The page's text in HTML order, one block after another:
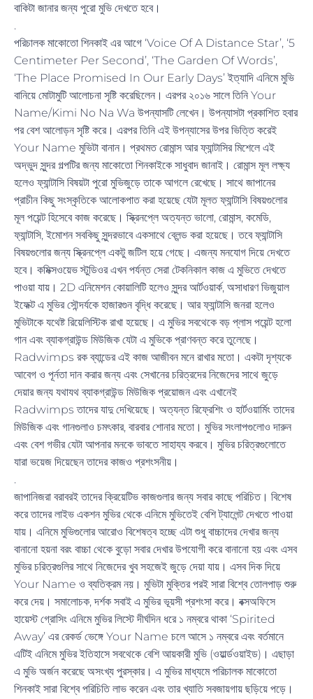
বাকিটা জানার জন্য পুরো মুভি দেখতে হবে।
.
পরিচালক মাকোতো শিনকাই এর আগে ‘Voice Of A Distance Star’, ‘5
Centimeter Per Second’, ‘The Garden Of Words’,
‘The Place Promised In Our Early Days’ ইত্যাদি এনিমে মুভি
বানিয়ে মোটামুটি আলোচনা সৃষ্টি করেছিলেন। এরপর ২০১৬ সালে তিনি Your
Name/Kimi No Na Wa উপন্যাসটি লেখেন। উপন্যাসটা প্রকাশিত হবার
পর বেশ আলোড়ন সৃষ্টি করে। এরপর তিনি এই উপন্যাসের উপর ভিত্তি করেই
Your Name মুভিটা বানান। প্রথমত রোমান্স আর ফ্যান্টাসির মিশেলে এই
অদ্ভুদ সুন্দর গল্পটির জন্য মাকোতো শিনকাইকে সাধুবাদ জানাই। রোমান্স মূল লক্ষ্য
হলেও ফ্যান্টাসি বিষয়টা পুরো মুভিজুড়ে তাকে আগলে রেখেছে। সাথে জাপানের
প্রাচীন কিছু সংস্কৃতিকে আলোকপাত করা হয়েছে যেটা মূলত ফ্যান্টাসি বিষয়গুলোর
মূল পয়েন্ট হিসেবে কাজ করেছে। স্ক্রিনপ্লে অত্যন্ত ভালো, রোমান্স, কমেডি,
ফ্যান্টাসি, ইমোশন সবকিছু সুন্দরভাবে একসাথে ব্লেন্ড করা হয়েছে। তবে ফ্যান্টাসি
বিষয়গুলোর জন্য স্ক্রিনপ্লে একটু জটিল হয়ে গেছে। এজন্য মনযোগ দিয়ে দেখতে
হবে। কমিক্সওয়েভ স্টুডিওর এখন পর্যন্ত সেরা টেকনিকাল কাজ এ মুভিতে দেখতে
পাওয়া যায়। 2D এনিমেশন কোয়ালিটি হলেও সুন্দর আর্টওয়ার্ক, অসাধারণ ভিজুয়াল
ইফেক্ট এ মুভির সৌন্দর্যকে হাজারগুন বৃদ্ধি করেছে। আর ফ্যান্টাসি জনরা হলেও
মুভিটাকে যথেষ্ট রিয়েলিস্টিক রাখা হয়েছে। এ মুভির সবথেকে বড় প্লাস পয়েন্ট হলো
গান এবং ব্যাকগ্রাউন্ড মিউজিক যেটা এ মুভিকে প্রাণবন্ত করে তুলেছে।
Radwimps রক ব্যান্ডের এই কাজ আজীবন মনে রাখার মতো। একটা দৃশ্যকে
আবেগ ও পূর্নতা দান করার জন্য এবং সেখানের চরিত্রদের নিজেদের সাথে জুড়ে
দেয়ার জন্য যথাযথ ব্যাকগ্রাউন্ড মিউজিক প্রয়োজন এবং এখানেই
Radwimps তাদের যাদু দেখিয়েছে। অত্যন্ত রিফ্রেশিং ও হার্টওয়ার্মিং তাদের
মিউজিক এবং গানগুলাও চমৎকার, বারবার শোনার মতো। মুভির সংলাপগুলোও দারুন
এবং বেশ গভীর যেটা আপনার মনকে ভাবতে সাহায্য করবে। মুভির চরিত্রগুলোতে
যারা ভয়েজ দিয়েছেন তাদের কাজও প্রশংসনীয়।
.
জাপানিজরা বরাবরই তাদের ক্রিয়েটিভ কাজগুলার জন্য সবার কাছে পরিচিত। বিশেষ
করে তাদের লাইভ একশন মুভির থেকে এনিমে মুভিতেই বেশি ট্যালেন্ট দেখতে পাওয়া
যায়। এনিমে মুভিগুলোর আরোও বিশেষত্ব হচ্ছে এটা শুধু বাচ্চাদের দেখার জন্য
বানানো হয়না বরং বাচ্চা থেকে বুড়ো সবার দেখার উপযোগী করে বানানো হয় এবং এসব
মুভির চরিত্রগুলির সাথে নিজেদের খুব সহজেই জুড়ে দেয়া যায়। এসব দিক দিয়ে
Your Name ও ব্যতিক্রম নয়। মুভিটা মুক্তির পরই সারা বিশ্বে তোলপাড় শুরু
করে দেয়। সমালোচক, দর্শক সবাই এ মুভির ভূয়সী প্রশংসা করে। বক্সঅফিসে
হায়েস্ট গ্রোসিং এনিমে মুভির লিস্টে দীর্ঘদিন ধরে ১ নম্বরে থাকা ‘Spirited
Away’ এর রেকর্ড ভেঙ্গে Your Name চলে আসে ১ নম্বরে এবং বর্তমানে
এটিই এনিমে মুভির ইতিহাসে সবথেকে বেশি আয়কারী মুভি (ওয়ার্ল্ডওয়াইড)। এছাড়া
এ মুভি অর্জন করেছে অসংখ্য পুরস্কার। এ মুভির মাধ্যমে পরিচালক মাকোতো
শিনকাই সারা বিশ্বে পরিচিতি লাভ করেন এবং তার খ্যাতি সবজায়গায় ছড়িয়ে পড়ে।